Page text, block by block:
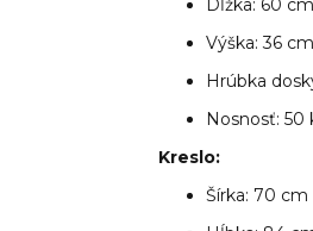
Dĺžka: 60 cm
Výška: 36 cm
Hrúbka
Nosnosť: 50
Kreslo:
Šírka: 70 cm